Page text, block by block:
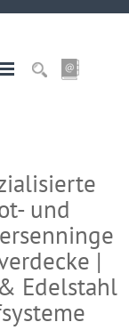
und
|
Edelstahl